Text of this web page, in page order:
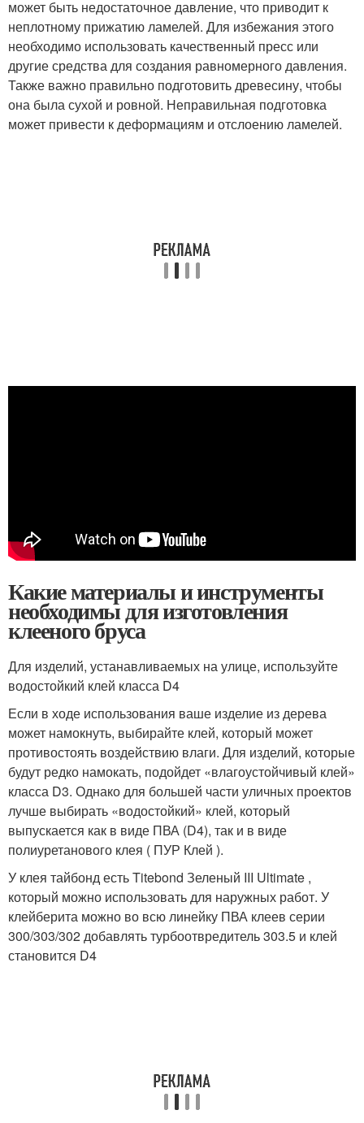
может быть недостаточное давление, что приводит к
неплотному прижатию ламелей. Для избежания этого
необходимо использовать качественный пресс или
другие средства для создания равномерного давления.
Также важно правильно подготовить древесину, чтобы
она была сухой и ровной. Неправильная подготовка
может привести к деформациям и отслоению ламелей.
Какие материалы и инструменты
необходимы для изготовления
клееного бруса
Для изделий, устанавливаемых на улице, используйте
водостойкий клей класса D4
Если в ходе использования ваше изделие из дерева
может намокнуть, выбирайте клей, который может
противостоять воздействию влаги. Для изделий, которые
будут редко намокать, подойдет «влагоустойчивый клей»
класса D3. Однако для большей части уличных проектов
лучше выбирать «водостойкий» клей, который
выпускается как в виде ПВА (D4), так и в виде
полиуретанового клея ( ПУР Клей ).
У клея тайбонд есть Titebond Зеленый III Ultimate ,
который можно использовать для наружных работ. У
клейберита можно во всю линейку ПВА клеев серии
300/303/302 добавлять турбоотвредитель 303.5 и клей
становится D4